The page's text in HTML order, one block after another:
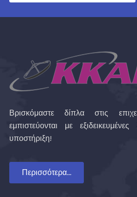
Βρισκόμαστε δίπλα στις
εμπιστεύονται με
υποστήριξη!
Περισσότερα...